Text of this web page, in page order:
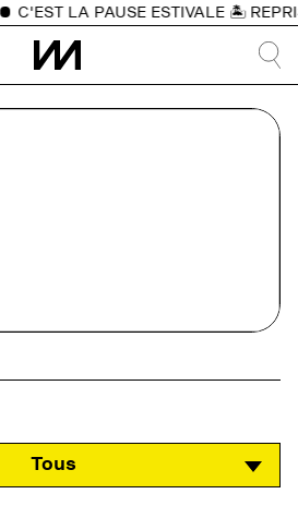
C'EST LA PAUSE ESTIVALE 🏝️
Tous